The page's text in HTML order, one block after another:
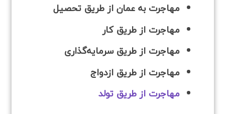
مهاجرت به عمان از طریق تحصیل
مهاجرت از طریق کار
مهاجرت از طریق سرمایه‌گذاری
مهاجرت از طریق ازدواج
مهاجرت از طریق تولد